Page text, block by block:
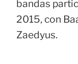
bandas
2015, con
Zaedyus.